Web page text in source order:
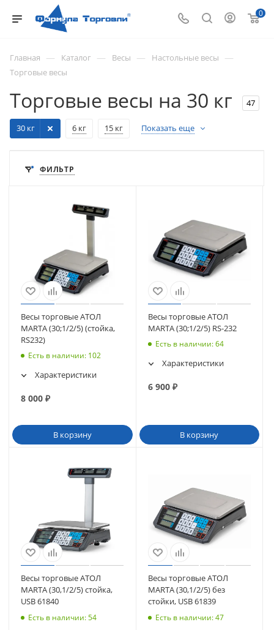
0
Главная — Каталог — Весы — Настольные весы —
Торговые весы
Торговые весы на 30 кг 47
6 кг 15 кг
30 кг Показать еще
ФИЛЬТР
Весы торговые АТОЛ
MARTA (30;1/2/5) (стойка,
RS232)
Есть в наличии: 102
Характеристики
8 000 ₽
В корзину
Весы торговые АТОЛ
MARTA (30;1/2/5) RS-232
Есть в наличии: 64
Характеристики
6 900₽
В корзину
Весы торговые АТОЛ
MARTA (30,1/2/5) стойка,
USB 61840
Есть в наличии: 54
Весы торговые АТОЛ
MARTA (30,1/2/5) без
стойки, USB 61839
Есть в наличии: 47